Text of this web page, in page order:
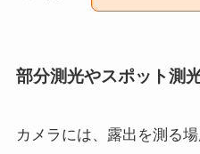
部分測光やスポット測
カメラには、露出を測る